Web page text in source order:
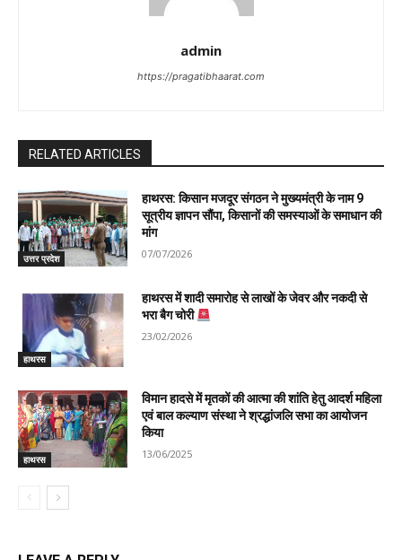
admin
https://pragatibhaarat.com
RELATED ARTICLES
उत्तर प्रदेश
हाथरस: किसान मजदूर संगठन ने मुख्यमंत्री के नाम 9
सूत्रीय ज्ञापन सौंपा, किसानों की समस्याओं के समाधान की
मांग
07/07/2026
हाथरस
हाथरस में शादी समारोह से लाखों के जेवर और नकदी से
भरा बैग चोरी
23/02/2026
हाथरस
विमान हादसे में मृतकों की आत्मा की शांति हेतु आदर्श महिला
एवं बाल कल्याण संस्था ने श्रद्धांजलि सभा का आयोजन
किया
13/06/2025